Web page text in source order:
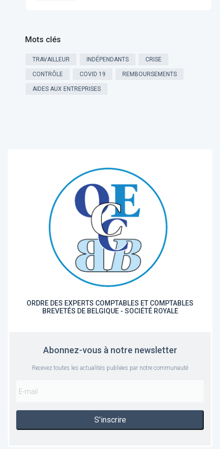
Mots clés
TRAVAILLEUR INDÉPENDANTS CRISE
CONTRÔLE COVID 19 REMBOURSEMENTS
AIDES AUX ENTREPRISES
ORDRE DES EXPERTS COMPTABLES ET COMPTABLES
BREVETÉS DE BELGIQUE - SOCIÉTÉ ROYALE
Abonnez-vous à notre newsletter
Recevez toutes les actualités publiées par notre communauté
S'inscrire